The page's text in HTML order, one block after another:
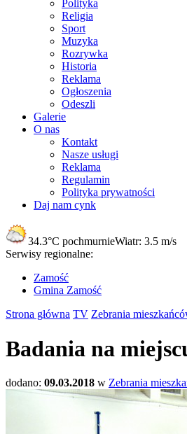
Polityka
Religia
Sport
Muzyka
Rozrywka
Historia
Reklama
Ogłoszenia
Odeszli
Galerie
O nas
Kontakt
Nasze usługi
Reklama
Regulamin
Polityka prywatności
Daj nam cynk
34.3°C pochmurnieWiatr: 3.5 m/s
Serwisy regionalne:
Zamość
Gmina Zamość
Strona główna TV Zebrania
Badania na
dodano: 09.03.2018 w Zebrania